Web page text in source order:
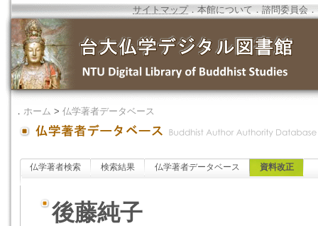
サイトマップ．本館について ．諮問委員会 ．
． ホーム > 仏学著者データベース
仏学著者検索 検索結果 仏学著者データベース 資料改正
後藤純子